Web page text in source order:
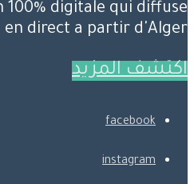
100% digitale qui diffuse
en direct a partir d'Alger
اكتشف المزيد
facebook
instagram